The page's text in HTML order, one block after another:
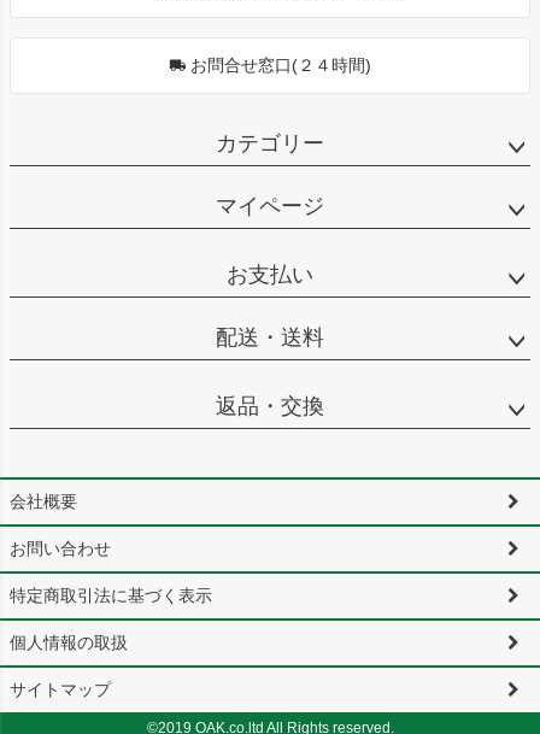
お問合せ窓口(２４時間)
カテゴリー
マイページ
お支払い
配送・送料
返品・交換
会社概要
お問い合わせ
特定商取引法に基づく表示
個人情報の取扱
サイトマップ
©2019 OAK.co.ltd All Rights reserved.